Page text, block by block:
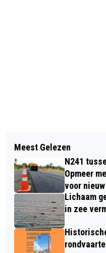
DOCUMENTAIRE
ALKMAARSE
KOMENDE WEEK
GEMEENTERAAD
DAARMEE
300 WONINGEN
Meest Gelezen
N241
Opmeer
voor
Lichaam
in zee